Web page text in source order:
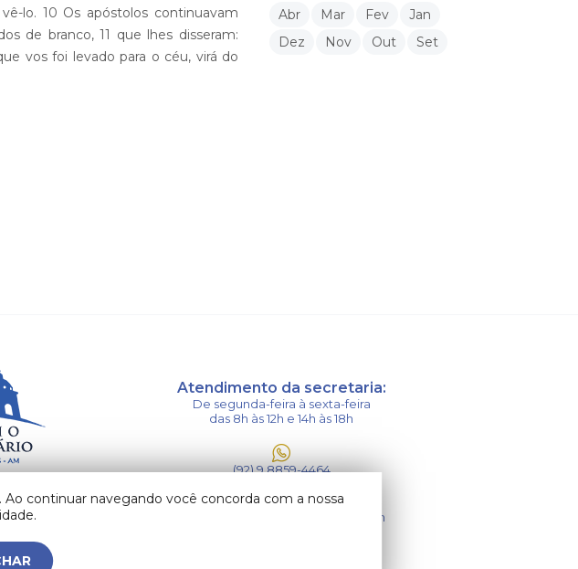
continuar navegando você concorda com a nossa
lo. 10 Os apóstolos continuavam
de branco, 11 que lhes disseram:
vos foi levado para o céu, virá do
Abr
Mar Fev
Jan
Dez
Nov Out Set
Centro. CEP
Brasil
Atendimento da secretaria:
De segunda-feira à sexta-feira
das 8h às 12h e 14h às 18h
(92) 9 8859-4464
paroquia.saojose.isma@gmail.com